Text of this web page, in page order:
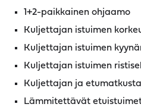
1+2-paikkainen ohjaamo
Kuljettajan istuimen
Kuljettajan istuimen
Kuljettajan istuimen
Kuljettajan ja
Lämmitettävät